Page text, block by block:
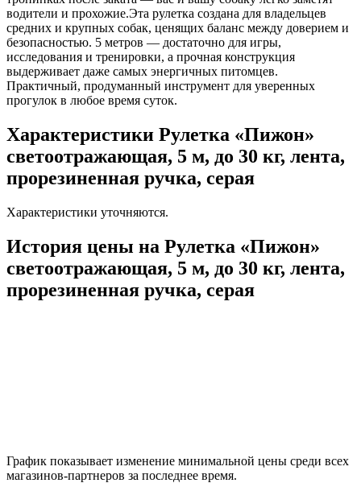
водители и прохожие.Эта рулетка создана для владельцев
средних и крупных собак, ценящих баланс между доверием и
безопасностью. 5 метров — достаточно для игры,
исследования и тренировки, а прочная конструкция
выдерживает даже самых энергичных питомцев.
Практичный, продуманный инструмент для уверенных
прогулок в любое время суток.
Характеристики Рулетка «Пижон»
светоотражающая, 5 м, до 30 кг, лента,
прорезиненная ручка, серая
Характеристики уточняются.
История цены на Рулетка «Пижон»
светоотражающая, 5 м, до 30 кг, лента,
прорезиненная ручка, серая
График показывает изменение минимальной цены среди всех
магазинов-партнеров за последнее время.